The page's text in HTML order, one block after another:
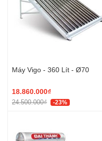
Máy Vigo - 360 Lít - Ø70
18.860.000₫
24.500.000₫ -23%